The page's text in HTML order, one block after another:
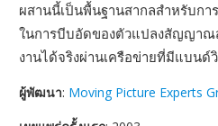
ผสานนี้เป็นพื้นฐานสากลสำหรับก
ในการบีบอัดของตัวแปลงสัญญาณ
งานได้จริงผ่านเครือข่ายที่มีแบน
ผู้พัฒนา: Moving Picture Experts